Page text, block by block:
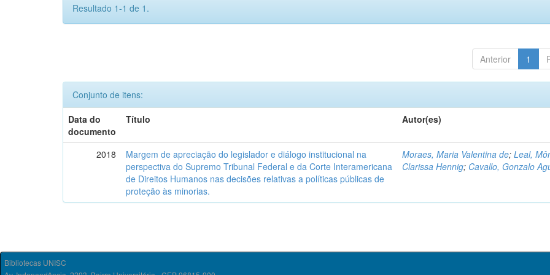
Resultado 1-1 de 1.
Anterior 1
Conjunto de itens:
Data do
documento
Título Autor(es)
2018
Margem de apreciação do legislador e diálogo institucional na
perspectiva do Supremo Tribunal Federal e da Corte Interamericana
de Direitos Humanos nas decisões relativas a políticas públicas de
proteção às minorias.
Moraes, Maria Valentina de;Leal,
Clarissa Hennig; Cavallo, Gonzalo
Bibliotecas UNISC